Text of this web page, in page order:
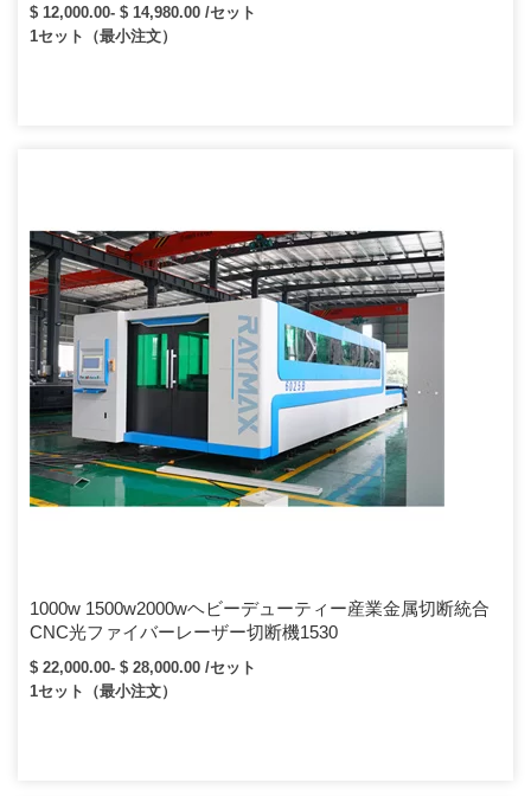
$ 12,000.00- $ 14,980.00 /セット
1セット（最小注文）
1000w 1500w2000wヘビーデューティー産業金属切断統合
CNC光ファイバーレーザー切断機1530
$ 22,000.00- $ 28,000.00 /セット
1セット（最小注文）